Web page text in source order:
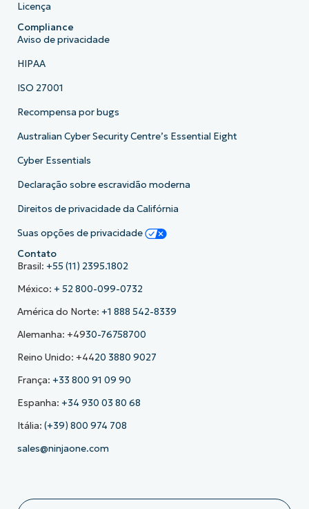
Licença
Compliance
Aviso de privacidade
HIPAA
ISO 27001
Recompensa por bugs
Australian Cyber Security Centre’s Essential Eight
Cyber Essentials
Declaração sobre escravidão moderna
Direitos de privacidade da Califórnia
Suas opções de privacidade
Contato
Brasil: +55 (11) 2395.1802
México: + 52 800-099-0732
América do Norte: +1 888 542-8339
Alemanha: +4930-76758700
Reino Unido: +4420 3880 9027
França: +33 800 91 09 90
Espanha: +34 930 03 80 68
Itália: (+39) 800 974 708
sales@ninjaone.com